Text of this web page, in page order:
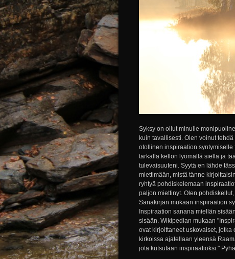
Syksy on ollut minulle
kuin tavallisesti. Olen voinut
otollinen inspiraation syntymiselle
tarkalla kellon lyömällä siellä ja
tulevaisuuteni. Syytä en lähde
miettimään, mistä tänne
ryhtyä pohdiskelemaan
paljon miettinyt. Olen
Sanakirjan mukaan inspiraation
Inspiraation sanana miellän
sisään. Wikipedian mukaan
ovat kirjoittaneet uskovaiset,
kirkoissa ajatellaan yleensä
jota kutsutaan inspiraatioksi."